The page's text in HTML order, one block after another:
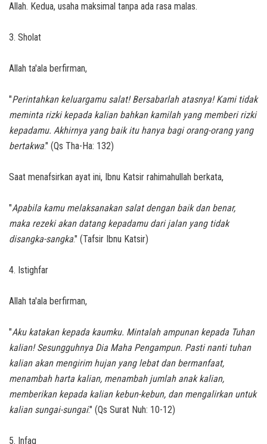
Allah. Kedua, usaha maksimal tanpa ada rasa malas.
3. Sholat
Allah ta'ala berfirman,
"Perintahkan keluargamu salat! Bersabarlah atasnya! Kami tidak
meminta rizki kepada kalian bahkan kamilah yang memberi rizki
kepadamu. Akhirnya yang baik itu hanya bagi orang-orang yang
bertakwa." (Qs Tha-Ha: 132)
Saat menafsirkan ayat ini, Ibnu Katsir rahimahullah berkata,
"Apabila kamu melaksanakan salat dengan baik dan benar,
maka rezeki akan datang kepadamu dari jalan yang tidak
disangka-sangka." (Tafsir Ibnu Katsir)
4. Istighfar
Allah ta'ala berfirman,
"Aku katakan kepada kaumku. Mintalah ampunan kepada Tuhan
kalian! Sesungguhnya Dia Maha Pengampun. Pasti nanti tuhan
kalian akan mengirim hujan yang lebat dan bermanfaat,
menambah harta kalian, menambah jumlah anak kalian,
memberikan kepada kalian kebun-kebun, dan mengalirkan untuk
kalian sungai-sungai." (Qs Surat Nuh: 10-12)
5. Infaq